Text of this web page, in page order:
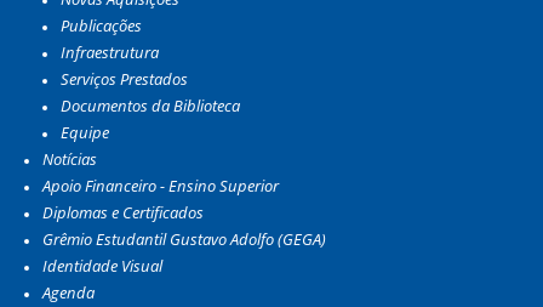
Publicações
Infraestrutura
Serviços Prestados
Documentos da Biblioteca
Equipe
Notícias
Apoio Financeiro - Ensino Superior
Diplomas e Certificados
Grêmio Estudantil Gustavo Adolfo (GEGA)
Identidade Visual
Agenda